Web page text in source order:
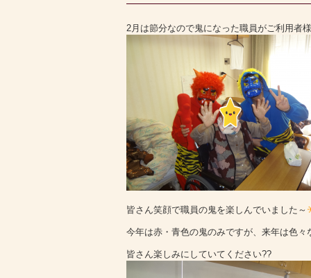
2月は節分なので鬼になった職員がご利用者
皆さん笑顔で職員の鬼を楽しんでいました～
今年は赤・青色の鬼のみですが、来年は色々
皆さん楽しみにしていてください??